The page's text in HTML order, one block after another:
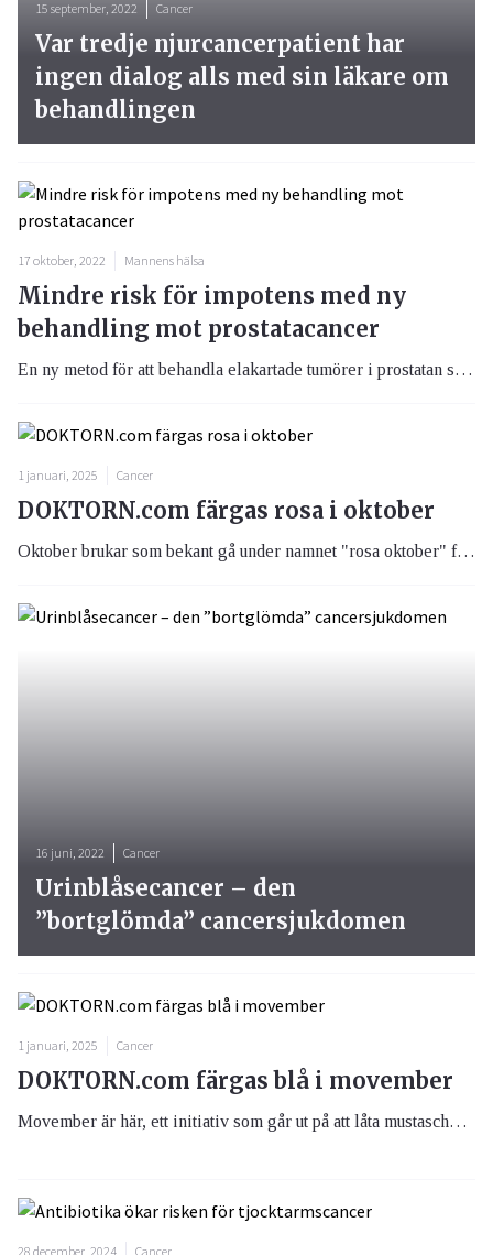
17 oktober, 2022 Mannens hälsa
Mindre risk för impotens med ny
behandling mot prostatacancer
En ny metod för att behandla elakartade tumörer i prostatan studeras nu vid Karolinska Universitetssjukhuset. De studier som gjorts hittills av metoden visar på en minskad risk för impotens och urinläckage jämfört med den behandling som används idag.
1 januari, 2025 Cancer
DOKTORN.com färgas rosa i oktober
Oktober brukar som bekant gå under namnet "rosa oktober" för att uppmärksamma kampen mot bröstcancer. Även vi vill såklart vara med och färga Sverige rosa, varför DOKTORN.com under en månad klär sig i en rosa skrud.
15 september, 2022 Cancer
Var tredje njurcancerpatient har
ingen dialog alls med sin läkare om
behandlingen
16 juni, 2022 Cancer
Urinblåsecancer – den
”bortglömda” cancersjukdomen
1 januari, 2025 Cancer
DOKTORN.com färgas blå i movember
Movember är här, ett initiativ som går ut på att låta mustaschen växa under november månad, med syfte att samla in pengar till forskningen mot prostatacancer. För att visa att även vi stödjer kampen färgar vi DOKTORN.com blå under hela november. Vi skänker även 2 kr för varje ny medlem som registrera sig för vårt kostnadsfria nyhetsbrev under denna period.
28 december, 2024 Cancer